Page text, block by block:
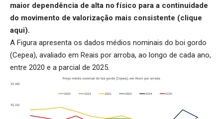
maior dependência de alta no físico para a continuidade
do movimento de valorização mais consistente (clique
aqui).
A Figura apresenta os dados médios nominais do boi gordo
(Cepea), avaliado em Reais por arroba, ao longo de cada ano,
entre 2020 e a parcial de 2025.